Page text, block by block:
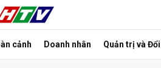
cảnh Doanh nhân Quản trị và